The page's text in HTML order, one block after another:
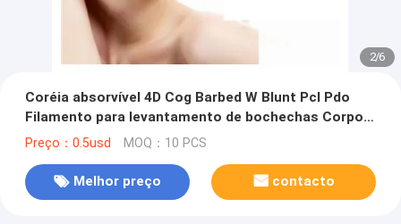
2/6
Coréia absorvível 4D Cog Barbed W Blunt Pcl Pdo
Filamento para levantamento de bochechas Corpo
aperto
Preço：0.5usd MOQ：10 PCS
Melhor preço contacto